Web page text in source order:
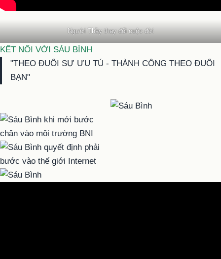
Người Thầy thay đổi cuộc đời
KẾT NỐI VỚI SÁU BÌNH
"THEO ĐUỔI SỰ ƯU TÚ - THÀNH CÔNG THEO ĐUỔI
BẠN"